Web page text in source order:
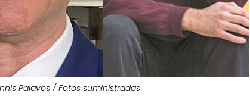
Palavos / Fotos suministradas